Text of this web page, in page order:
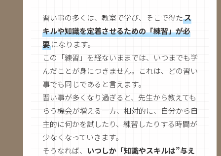
習い事の多くは、教室で学び、そこで得たス
キルや知識を定着させるための「練習」が必
要になります。
この「練習」を経ないままでは、いつまでも学
んだことが身につきません。これは、どの習い
事でも同じであると言えます。
習い事が多くなり過ぎると、先生から教えても
らう機会が増える一方、相対的に、自分から自
主的に何かを試したり、練習したりする時間が
少なくなっていきます。
そうなれば、
いつしか「知識やスキルは”与え